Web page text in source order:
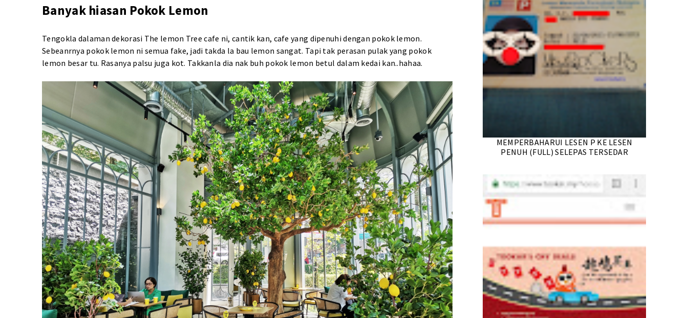
Banyak hiasan Pokok Lemon
Tengokla dalaman dekorasi The lemon Tree cafe ni, cantik kan, cafe yang dipenuhi dengan pokok lemon.
Sebeanrnya pokok lemon ni semua fake, jadi takda la bau lemon sangat. Tapi tak perasan pulak yang pokok
lemon besar tu. Rasanya palsu juga kot. Takkanla dia nak buh pokok lemon betul dalam kedai kan..hahaa.
MEMPERBAHARUI LESEN P KE LESEN
PENUH (FULL) SELEPAS TERSEDAR